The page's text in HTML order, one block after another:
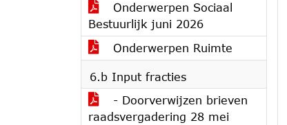
Onderwerpen Sociaal
Bestuurlijk juni 2026
Onderwerpen Ruimte
6.b Input fracties
- Doorverwijzen brieven
raadsvergadering 28 mei